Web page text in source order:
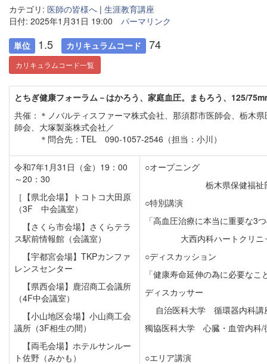
カテゴリ: 医師の皆様へ | 生涯教育講座
日付: 2025年1月31日 19:00
パーマリンク
単位 1.5 カリキュラムコード 74
カリキュラムコード一覧
とちぎ健康フォーラム－はかろう、家庭血圧。まもろう、125/
共催：＊ノバルティスファーマ株式会社、那須郡市医師会、栃木
師会、大塚製薬株式会社／
＊問合先：TEL 090-1057-2546（担当：小川）
令和7年1月31日（金）19：00
～20：30
［【県北会場】トコトコ大田原
（3F 中会議室）
【さくら市会場】さくらテラ
ス駅前情報館（会議室）
【宇都宮会場】TKPカンファ
レンスセンター
【県西会場】鹿沼商工会議所
（4F中会議室）
【小山地区会場】小山商工会
議所（3F相生の間）
【両毛会場】ホテルサンルー
ト佐野（みかも）
○オープニング
栃木県保健福
○特別講演
「高血圧治療に本当に重要な3
大西内科ハートクリ
○ディスカッション
「健康寿命延伸の為に必要なこ
ディスカッサー
自治医科大学 循環器内
獨協医科大学 心臓・血管内
○エリア講演